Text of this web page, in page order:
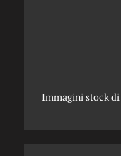
Immagini stock di